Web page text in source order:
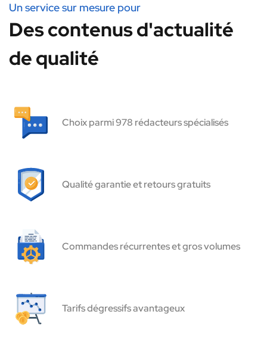
Un service sur mesure pour
Des contenus d'actualité
de qualité
Choix parmi 978 rédacteurs spécialisés
Qualité garantie et retours gratuits
Commandes récurrentes et gros volumes
Tarifs dégressifs avantageux